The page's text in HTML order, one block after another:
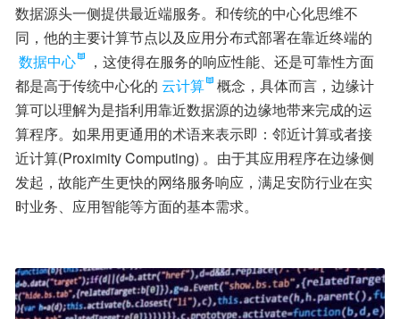
数据源头一侧提供最近端服务。和传统的中心化思维不
同，他的主要计算节点以及应用分布式部署在靠近终端的
数据中心
，这使得在服务的响应性能、还是可靠性方面
都是高于传统中心化的 云计算
概念，具体而言，边缘计
算可以理解为是指利用靠近数据源的边缘地带来完成的运
算程序。如果用更通用的术语来表示即：邻近计算或者接
近计算(Proximity Computing) 。由于其应用程序在边缘侧
发起，故能产生更快的网络服务响应，满足安防行业在实
时业务、应用智能等方面的基本需求。